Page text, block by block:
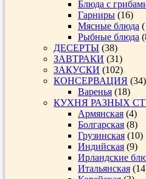
Блюда с
Гарниры (16)
Мясные блюда
Рыбные блюда
ДЕСЕРТЫ (38)
ЗАВТРАКИ (31)
ЗАКУСКИ (102)
КОНСЕРВАЦИЯ (34)
Варенья (18)
КУХНЯ РАЗНЫХ
Армянская (4)
Болгарская (8)
Грузинская (10)
Индийская (9)
Ирландские
Итальянская